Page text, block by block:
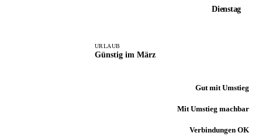
Dienstag
URLAUB
Günstig im März
Gut mit Umstieg
Mit Umstieg machbar
Verbindungen OK